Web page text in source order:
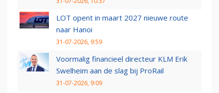
LOT opent in maart 2027 nieuwe route
naar Hanoi
31-07-2026, 9:59
Voormalig financieel directeur KLM Erik
Swelheim aan de slag bij ProRail
31-07-2026, 9:09